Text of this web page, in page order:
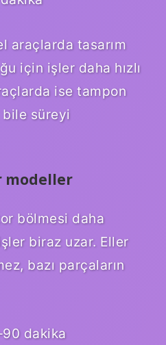
araçlarda tasarım
için işler daha hızlı
ise tampon
süreyi
modeller
bölmesi daha
biraz uzar. Eller
bazı parçaların
dakika